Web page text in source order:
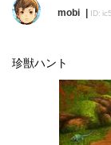
mobi ID:
珍獣ハント